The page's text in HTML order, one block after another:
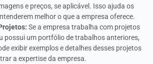
e preços, se aplicável. Isso ajuda os
melhor o que a empresa oferece.
Se a empresa trabalha com projetos
possui um portfólio de trabalhos anteriores,
exibir exemplos e detalhes desses projetos
a expertise da empresa.